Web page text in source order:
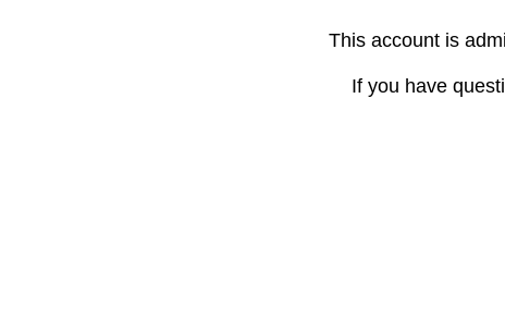
This account is
If you have